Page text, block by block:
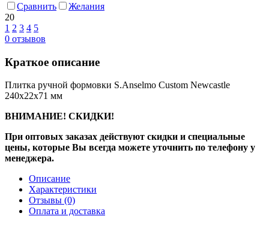
Сравнить
Желания
20
1 2 3 4 5
0 отзывов
Краткое описание
Плитка ручной формовки S.Anselmo Custom Newcastle
240х22х71 мм
ВНИМАНИЕ! СКИДКИ!
При оптовых заказах действуют скидки и специальные
цены, которые Вы всегда можете уточнить по телефону у
менеджера.
Описание
Характеристики
Отзывы (0)
Оплата и доставка